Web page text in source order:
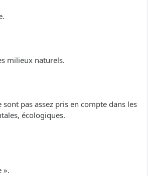
milieux naturels.
pas assez pris en compte dans les
écologiques.
».